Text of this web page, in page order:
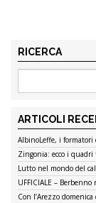
RICERCA
ARTICOLI
AlbinoLeffe, i formatori
Zingonia: ecco i quadri
Lutto nel mondo del
UFFICIALE –
Con l’Arezzo